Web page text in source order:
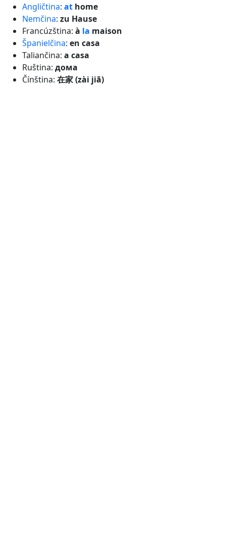
Angličtina: at home
Nemčina: zu Hause
Francúzština: à la maison
Španielčina: en casa
Taliančina: a casa
Ruština: дома
Čínština: 在家 (zài jiā)